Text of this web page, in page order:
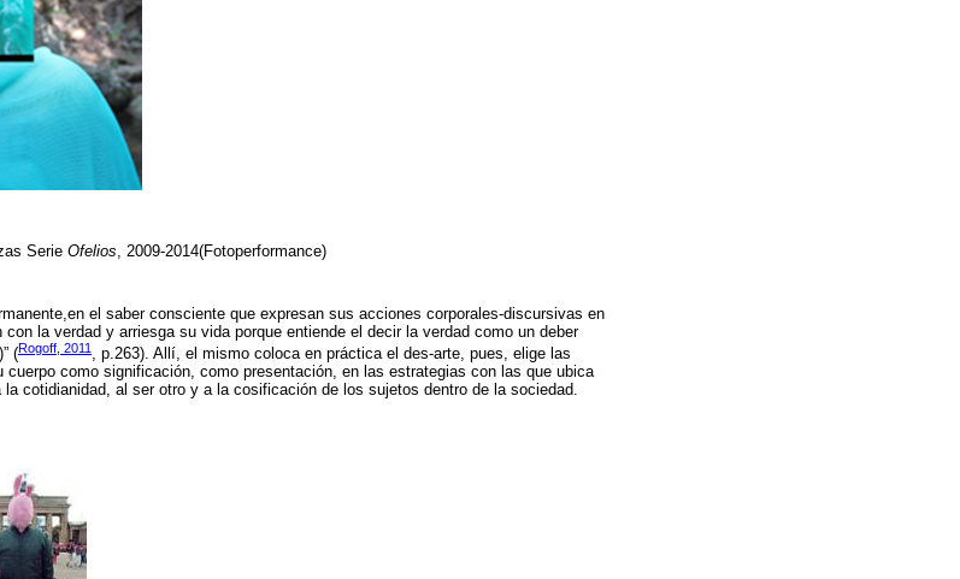
Serie Ofelios, 2009-2014(Fotoperformance)
el saber consciente que expresan sus acciones corporales-discursivas en
con la verdad y arriesga su vida porque entiende el decir la verdad como un deber
(Rogoff, 2011 , p.263). Allí, el mismo coloca en práctica el des-arte, pues, elige las
como significación, como presentación, en las estrategias con las que ubica
cotidianidad, al ser otro y a la cosificación de los sujetos dentro de la sociedad.